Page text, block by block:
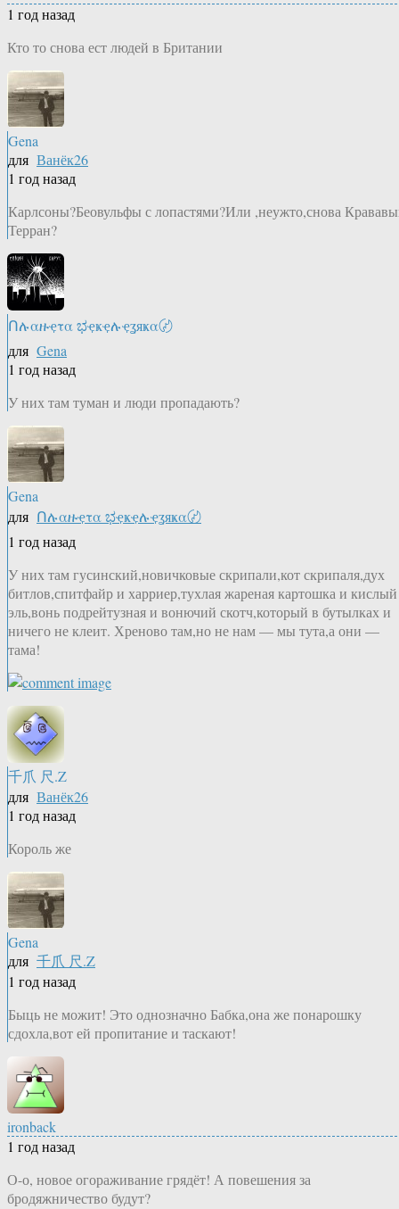
1 год назад
Кто то снова ест людей в Британии
Gena
для Ванёк26
1 год назад
Карлсоны?Беовульфы с лопастями?Или ,неужто,снова
Терран?
Ոሉαዙҿτα ಭҿҝҿሉҿʓяҝα〄
для Gena
1 год назад
У них там туман и люди пропадають?
Gena
для Ոሉαዙҿτα ಭҿҝҿሉҿʓяҝα〄
1 год назад
У них там гусинский,новичковые скрипали,кот скрипаля,дух
битлов,спитфайр и харриер,тухлая жареная картошка и кислый
эль,вонь подрейтузная и вонючий скотч,который в бутылках и
ничего не клеит. Хреново там,но не нам — мы тута,а они —
тама!
千爪 尺.Z
для Ванёк26
1 год назад
Король же
Gena
для 千爪 尺.Z
1 год назад
Быць не можит! Это однозначно Бабка,она же понарошку
сдохла,вот ей пропитание и таскают!
ironback
1 год назад
О-о, новое огораживание грядёт! А повешения за
бродяжничество будут?